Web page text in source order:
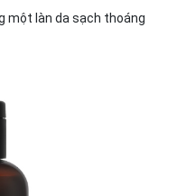
một làn da sạch thoáng